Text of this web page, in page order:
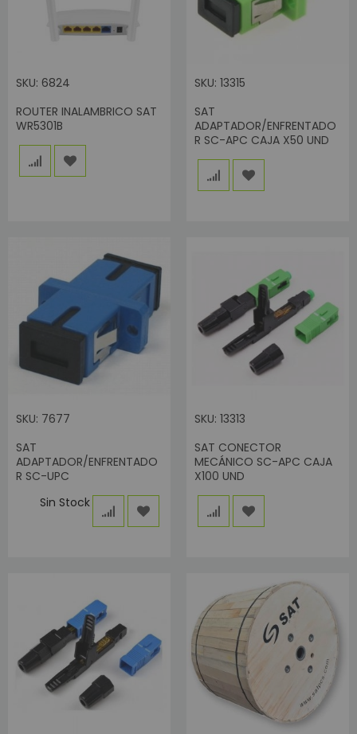
SKU: 6824
ROUTER INALAMBRICO SAT
WR5301B
SKU: 13315
SAT
ADAPTADOR/ENFRENTADO
R SC-APC CAJA X50 UND
SKU: 7677
SAT
ADAPTADOR/ENFRENTADO
R SC-UPC
Sin Stock
SKU: 13313
SAT CONECTOR
MECÁNICO SC-APC CAJA
X100 UND